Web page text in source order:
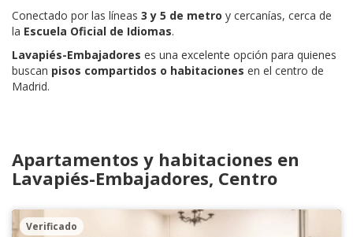
Conectado por las líneas 3 y 5 de metro y cercanías, cerca de
la Escuela Oficial de Idiomas.
Lavapiés-Embajadores es una excelente opción para quienes
buscan pisos compartidos o habitaciones en el centro de
Madrid.
Apartamentos y habitaciones en
Lavapiés-Embajadores, Centro
Verificado